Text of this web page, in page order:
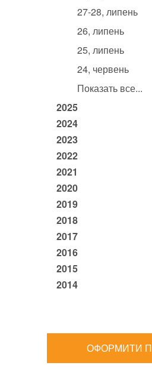
27-28, липень
26, липень
25, липень
24, червень
Показать все...
2025
2024
2023
2022
2021
2020
2019
2018
2017
2016
2015
2014
ОФОРМИТИ